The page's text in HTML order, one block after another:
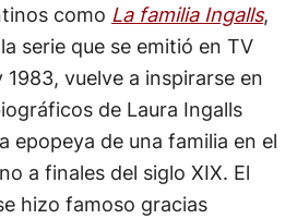
como La familia Ingalls,
serie que se emitió en TV
vuelve a inspirarse en
de Laura Ingalls
epopeya de una familia en el
a finales del siglo XIX. El
hizo famoso gracias